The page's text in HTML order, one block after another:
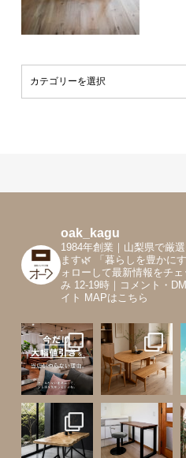
oak_kagu
1984年創業｜山梨県で厳
ます🌿 「暮らしを豊かに
ォローして最新情報をチェ
み 12-19時｜コメント・
イト MAPはこちら